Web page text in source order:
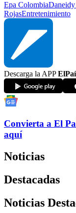
Epa Colombia
RojasEntretenimiento
Descarga la APP
Convierta a El
aquí
Noticias
Destacadas
Noticias